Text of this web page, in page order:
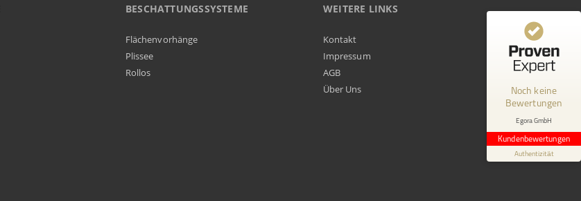
BESCHATTUNGSSYSTEME
Flächenvorhänge
Plissee
Rollos
WEITERE LINKS
Kontakt
Impressum
AGB
Über Uns
Noch keine
Bewertungen
Egora GmbH
Kundenbewertungen
Authentizität
Kundenbewertungen und Erfahrungen zu
Erfahren Sie mehr über dieses Bewertungssiegel
1.1.1970